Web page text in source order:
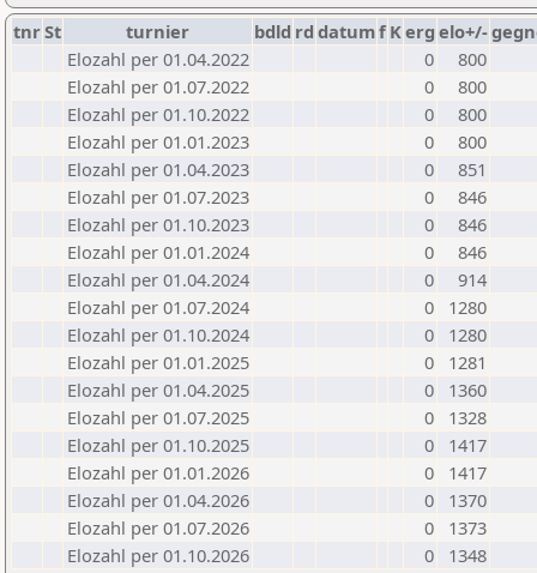
tnrSt turnier bdld rd datumf Kerg elo+/-
Elozahl per 01.04.2022
0
800
Elozahl per 01.07.2022
0
800
Elozahl per 01.10.2022
0
800
Elozahl per 01.01.2023
0
800
Elozahl per 01.04.2023
0
851
Elozahl per 01.07.2023
0
846
Elozahl per 01.10.2023
0
846
Elozahl per 01.01.2024
0
846
Elozahl per 01.04.2024
0
914
Elozahl per 01.07.2024
0
1280
Elozahl per 01.10.2024
0
1280
Elozahl per 01.01.2025
0
1281
Elozahl per 01.04.2025
0
1360
Elozahl per 01.07.2025
0
1328
Elozahl per 01.10.2025
0
1417
Elozahl per 01.01.2026
0
1417
Elozahl per 01.04.2026
0
1370
Elozahl per 01.07.2026
0
1373
Elozahl per 01.10.2026
0 1348